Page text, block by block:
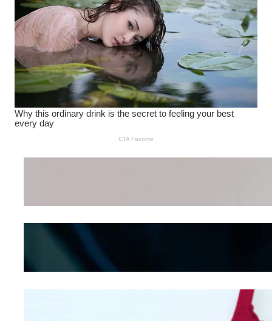
Wanita Pamer Pakaian
Kepribadian
Mengintip Kepribadian
Wanita Dari Warna Bra